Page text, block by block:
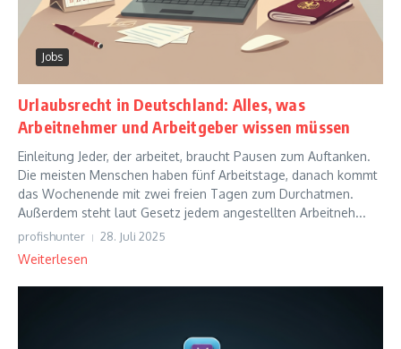
Jobs
Urlaubsrecht in Deutschland: Alles, was
Arbeitnehmer und Arbeitgeber wissen müssen
Einleitung Jeder, der arbeitet, braucht Pausen zum Auftanken.
Die meisten Menschen haben fünf Arbeitstage, danach kommt
das Wochenende mit zwei freien Tagen zum Durchatmen.
Außerdem steht laut Gesetz jedem angestellten Arbeitneh...
profishunter 28. Juli 2025
Weiterlesen